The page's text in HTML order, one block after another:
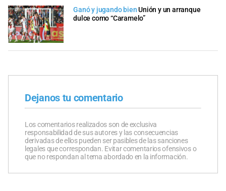
Ganó y jugando bienUnión y un arranque
dulce como “Caramelo”
Dejanos tu comentario
Los comentarios realizados son de exclusiva
responsabilidad de sus autores y las consecuencias
derivadas de ellos pueden ser pasibles de las sanciones
legales que correspondan. Evitar comentarios ofensivos o
que no respondan al tema abordado en la información.